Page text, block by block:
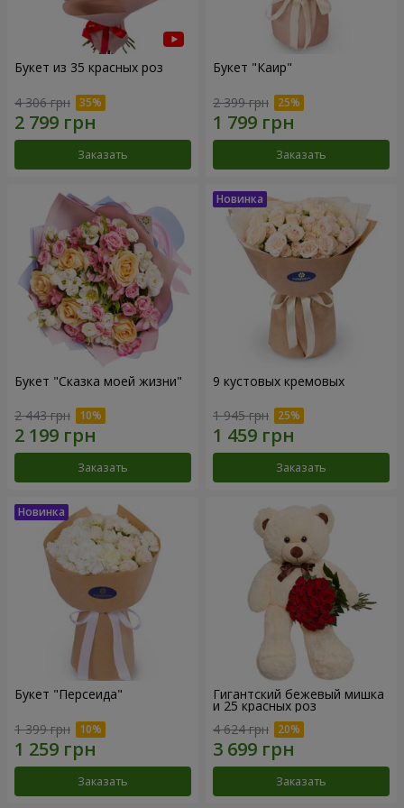
Букет из 35 красных роз
4 306 грн
Заказать
Букет "Каир"
2 399 грн
Заказать
Букет "Сказка моей жизни"
2 443 грн
Заказать
9 кустовых кремовых
1 945 грн
Заказать
Букет "Персеида"
1 399 грн
Заказать
Гигантский бежевый мишка
и 25 красных роз
4 624 грн
Заказать